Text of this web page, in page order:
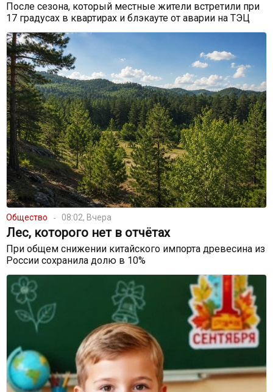
После сезона, который местные жители встретили при
17 градусах в квартирах и блэкауте от аварии на ТЭЦ
Общество 08:02, Вчера
Лес, которого нет в отчётах
При общем снижении китайского импорта древесина из
России сохранила долю в 10%